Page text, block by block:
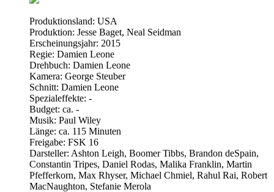
Produktionsland: USA
Produktion: Jesse Baget, Neal Seidman
Erscheinungsjahr: 2015
Regie: Damien Leone
Drehbuch: Damien Leone
Kamera: George Steuber
Schnitt: Damien Leone
Spezialeffekte: -
Budget: ca. -
Musik: Paul Wiley
Länge: ca. 115 Minuten
Freigabe: FSK 16
Darsteller: Ashton Leigh, Boomer Tibbs, Brandon deSpain,
Constantin Tripes, Daniel Rodas, Malika Franklin, Martin
Pfefferkorn, Max Rhyser, Michael Chmiel, Rahul Rai, Robert
MacNaughton, Stefanie Merola